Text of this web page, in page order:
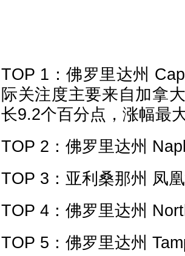
TOP 1：佛罗里达州
际关注度主要来自加拿
长9.2个百分点，涨幅最
TOP 2：佛罗里达州
TOP 3：亚利桑那州 凤
TOP 4：佛罗里达州
TOP 5：佛罗里达州